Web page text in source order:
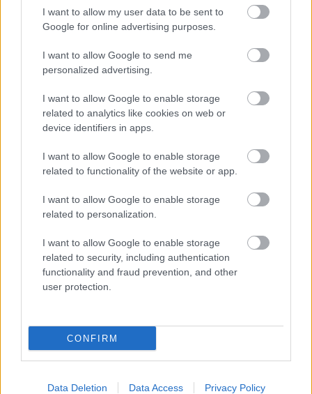
I want to allow my user data to be sent to
Google for online advertising purposes.
I want to allow Google to send me
personalized advertising.
I want to allow Google to enable storage
related to analytics like cookies on web or
device identifiers in apps.
I want to allow Google to enable storage
related to functionality of the website or app.
I want to allow Google to enable storage
related to personalization.
I want to allow Google to enable storage
related to security, including authentication
functionality and fraud prevention, and other
user protection.
CONFIRM
Data Deletion Data Access Privacy Policy
Én így csökkentettem a várólistámat
2021-ben
Szeptemberi zárás
Szólj hozzá!